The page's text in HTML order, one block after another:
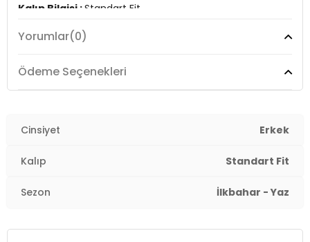
Kalıp Bilgisi :Standart Fit
Üretim Yeri :Pakistan
Yorumlar(0)
Ödeme Seçenekleri
Cinsiyet Erkek
Kalıp Standart Fit
Sezon İlkbahar - Yaz